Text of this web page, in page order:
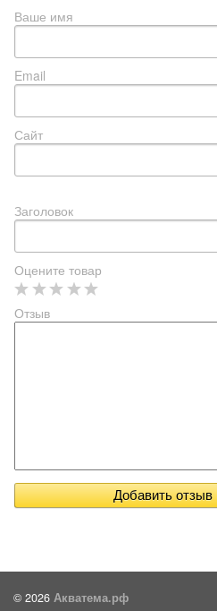
Ваше имя
Email
Сайт
Заголовок
Оцените товар
Отзыв
© 2026 Акватема.рф